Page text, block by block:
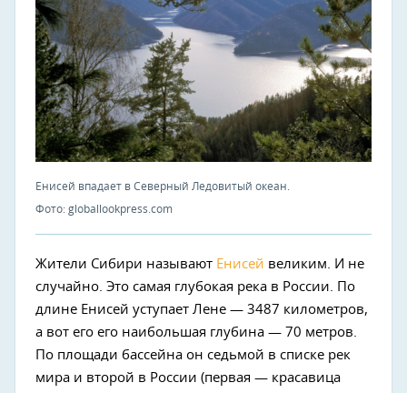
Енисей впадает в Северный Ледовитый океан.
Фото: globallookpress.com
Жители Сибири называют Енисей великим. И не
случайно. Это самая глубокая река в России. По
длине Енисей уступает Лене — 3487 километров,
а вот его его наибольшая глубина — 70 метров.
По площади бассейна он седьмой в списке рек
мира и второй в России (первая — красавица